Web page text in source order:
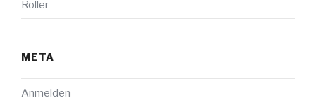
Roller
META
Anmelden